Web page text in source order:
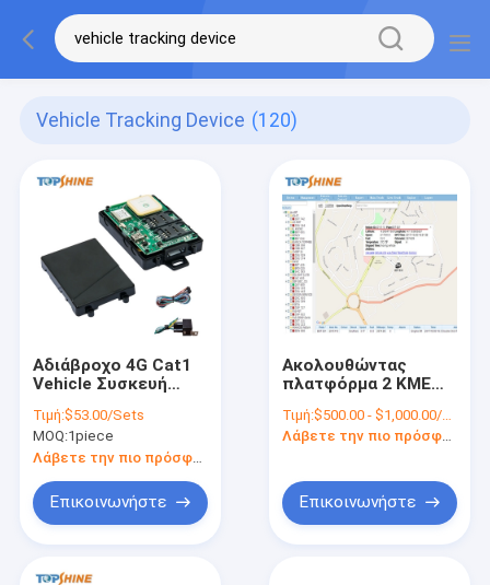
Vehicle Tracking Device (120)
Αδιάβροχο 4G Cat1
Vehicle Συσκευή
Tracker με κάμερα
κόπωσης
Τιμή:$53.00/Sets
MOQ:1piece
Λάβετε την πιο πρόσφατη τιμή
Επικοινωνήστε
Ακολουθώντας
πλατφόρμα 2 ΚΜΕ
τηλεπληροφορικής
διοικητικού Google
κώδικα APP του
Open Source
Τιμή:$500.00 - $1,000.00/Pieces
Λάβετε την πιο πρόσφατη τιμή
Επικοινωνήστε